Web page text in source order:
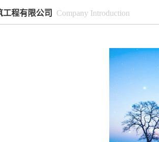
工程有限公司 Company Introduction